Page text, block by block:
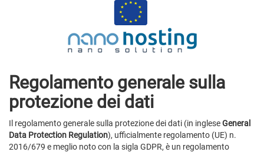
Regolamento generale sulla
protezione dei dati
Il regolamento generale sulla protezione dei dati (in ingleseGeneral
Data Protection Regulation), ufficialmente regolamento (UE) n.
2016/679 e meglio noto con la sigla GDPR, è un regolamento